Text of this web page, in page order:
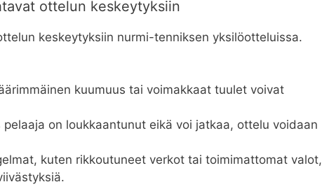
ottelun keskeytyksiin
keskeytyksiin nurmi-tenniksen yksilöotteluissa.
kuumuus tai voimakkaat tuulet voivat
pelaaja on loukkaantunut eikä voi jatkaa, ottelu voidaan
kuten rikkoutuneet verkot tai toimimattomat valot,